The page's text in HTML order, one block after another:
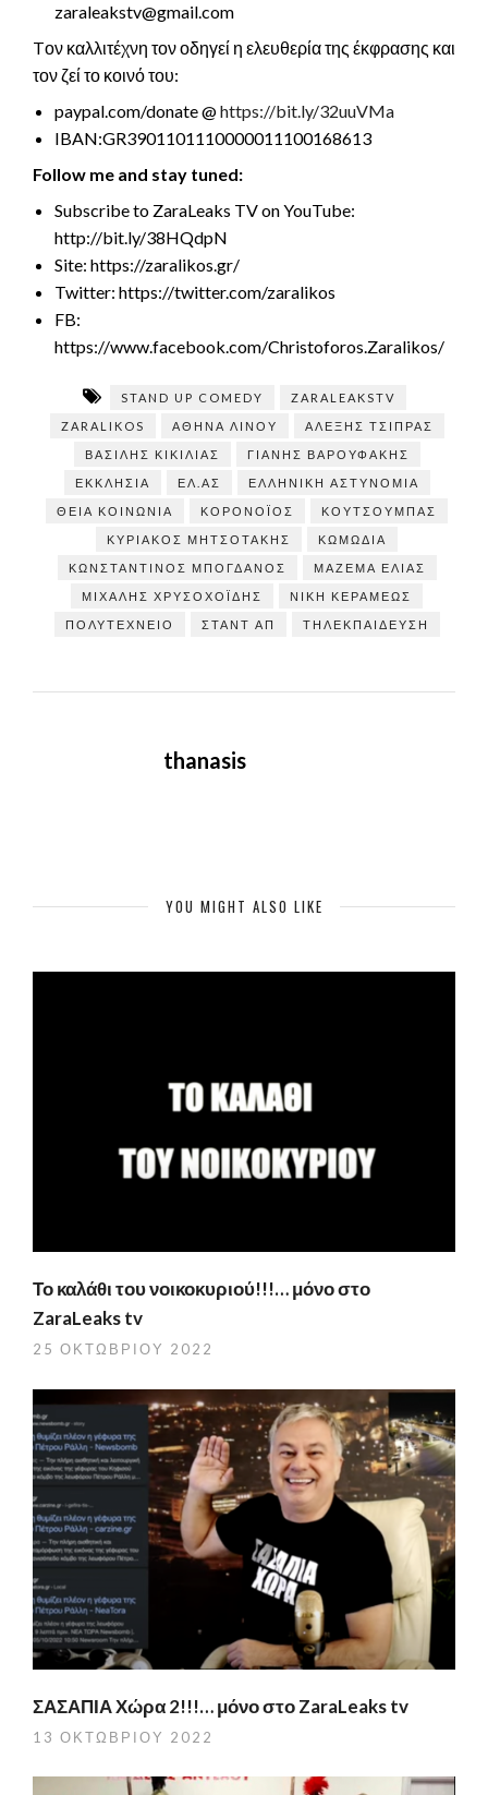
zaraleakstv@gmail.com
Tον καλλιτέχνη τον οδηγεί η ελευθερία της έκφρασης και
τον ζεί το κοινό του:
paypal.com/donate @https://bit.ly/32uuVMa
IBAN:GR3901101110000011100168613
Follow me and stay tuned:
Subscribe to ZaraLeaks TV on YouTube:
http://bit.ly/38HQdpN
Site: https://zaralikos.gr/
Twitter: https://twitter.com/zaralikos
FB:
https://www.facebook.com/Christoforos.Zaralikos/
STAND UP COMEDY
ZARALEAKSTV
ZARALIKOS
ΑΘΗΝΆ ΛΙΝΟΎ
ΑΛΕΞΗΣ ΤΣΙΠΡΑΣ
ΒΑΣΊΛΗΣ ΚΙΚΊΛΙΑΣ
ΓΙΆΝΗΣ ΒΑΡΟΥΦΆΚΗΣ
ΕΚΚΛΗΣΊΑ
ΕΛ.ΑΣ
ΕΛΛΗΝΙΚΉ ΑΣΤΥΝΟΜΊΑ
ΘΕΊΑ ΚΟΙΝΩΝΊΑ
ΚΟΡΟΝΟΪΌΣ
ΚΟΥΤΣΟΎΜΠΑΣ
ΚΥΡΙΑΚΟΣ ΜΗΤΣΟΤΑΚΗΣ
ΚΩΜΩΔΊΑ
ΚΩΝΣΤΑΝΤΊΝΟΣ ΜΠΟΓΔΆΝΟΣ
ΜΆΖΕΜΑ ΕΛΙΆΣ
ΜΙΧΆΛΗΣ ΧΡΥΣΟΧΟΪ́ΔΗΣ
ΝΊΚΗ ΚΕΡΑΜΈΩΣ
ΠΟΛΥΤΕΧΝΕΊΟ
ΣΤΑΝΤ ΑΠ ΤΗΛΕΚΠΑΊΔΕΥΣΗ
thanasis
YOU MIGHT ALSO LIKE
Το καλάθι του νοικοκυριού!!!… μόνο στο
ZaraLeaks tv
25 ΟΚΤΩΒΡΊΟΥ 2022
ΣΑΣΑΠΙΑ Χώρα 2!!!… μόνο στο ZaraLeaks tv
13 ΟΚΤΩΒΡΊΟΥ 2022